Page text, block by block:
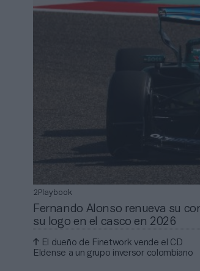
2Playbook
Fernando Alonso renueva su
su logo en el casco en 2026
El dueño de Finetwork vende el CD
Eldense a un grupo inversor colombiano